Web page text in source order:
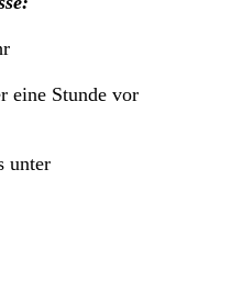
eine Stunde vor
unter